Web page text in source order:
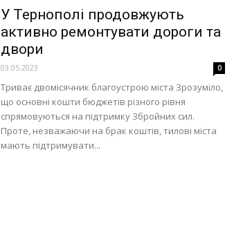
У Тернополі продовжують
активно ремонтувати дороги та
двори
03.05.2023 0
Триває двомісячник благоустрою міста Зрозуміло,
що основні кошти бюджетів різного рівня
спрямовуються на підтримку Збройних сил.
Проте, незважаючи на брак коштів, тилові міста
мають підтримувати...